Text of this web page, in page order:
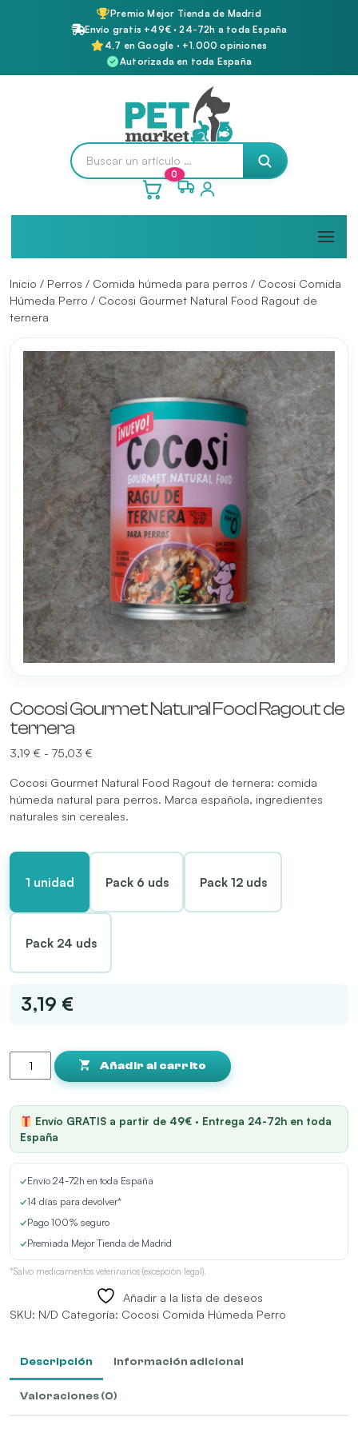
Premio Mejor Tienda de Madrid
Envío gratis +49€ · 24-72h a toda España
4,7 en Google · +1.000 opiniones
Autorizada en toda España
0
Inicio / Perros / Comida húmeda para perros / Cocosi Comida
Húmeda Perro / Cocosi Gourmet Natural Food Ragout de
ternera
Cocosi Gourmet Natural Food Ragout de
ternera
3,19 € - 75,03 €
precios:
desde
3,19 €
75,03 €
Cocosi Gourmet Natural Food Ragout de ternera: comida
húmeda natural para perros. Marca española, ingredientes
naturales sin cereales.
1 unidad Pack 6 uds Pack 12 uds
Pack 24 uds
3,19 €
Gourmet
Natural
Ragout
de
ternera
cantidad
Añadir al carrito
Envío GRATIS a partir de 49€ · Entrega 24-72h en toda
España
✓Envío 24-72h en toda España
✓14 días para devolver*
✓Pago 100% seguro
✓Premiada Mejor Tienda de Madrid
*Salvo medicamentos veterinarios (excepción legal).
Añadir a la lista de deseos
SKU: N/D Categoría: Cocosi Comida Húmeda Perro
Descripción Información adicional
Valoraciones (0)